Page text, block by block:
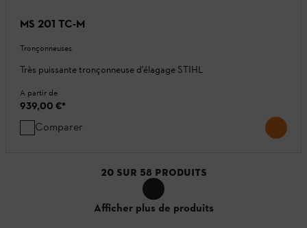
MS 201 TC-M
Tronçonneuses
Très puissante tronçonneuse d'élagage STIHL
A partir de
939,00 €*
Comparer
20 SUR 58 PRODUITS
Afficher plus de produits